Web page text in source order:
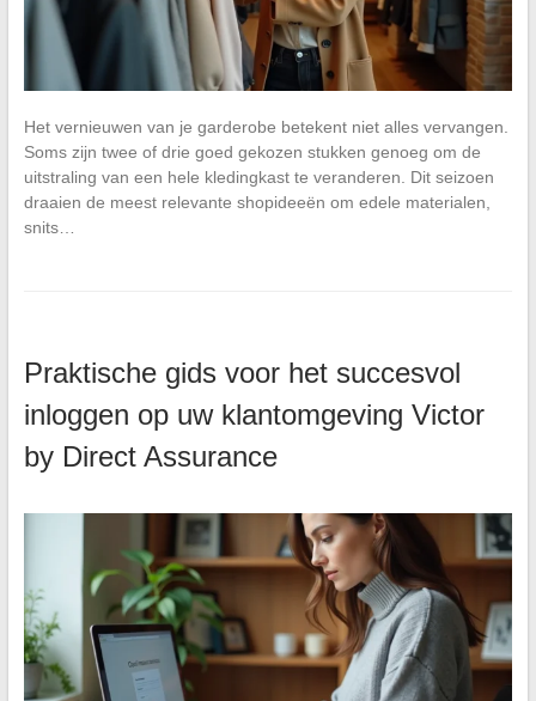
Het vernieuwen van je garderobe betekent niet alles vervangen.
Soms zijn twee of drie goed gekozen stukken genoeg om de
uitstraling van een hele kledingkast te veranderen. Dit seizoen
draaien de meest relevante shopideeën om edele materialen,
snits…
Praktische gids voor het succesvol
inloggen op uw klantomgeving Victor
by Direct Assurance